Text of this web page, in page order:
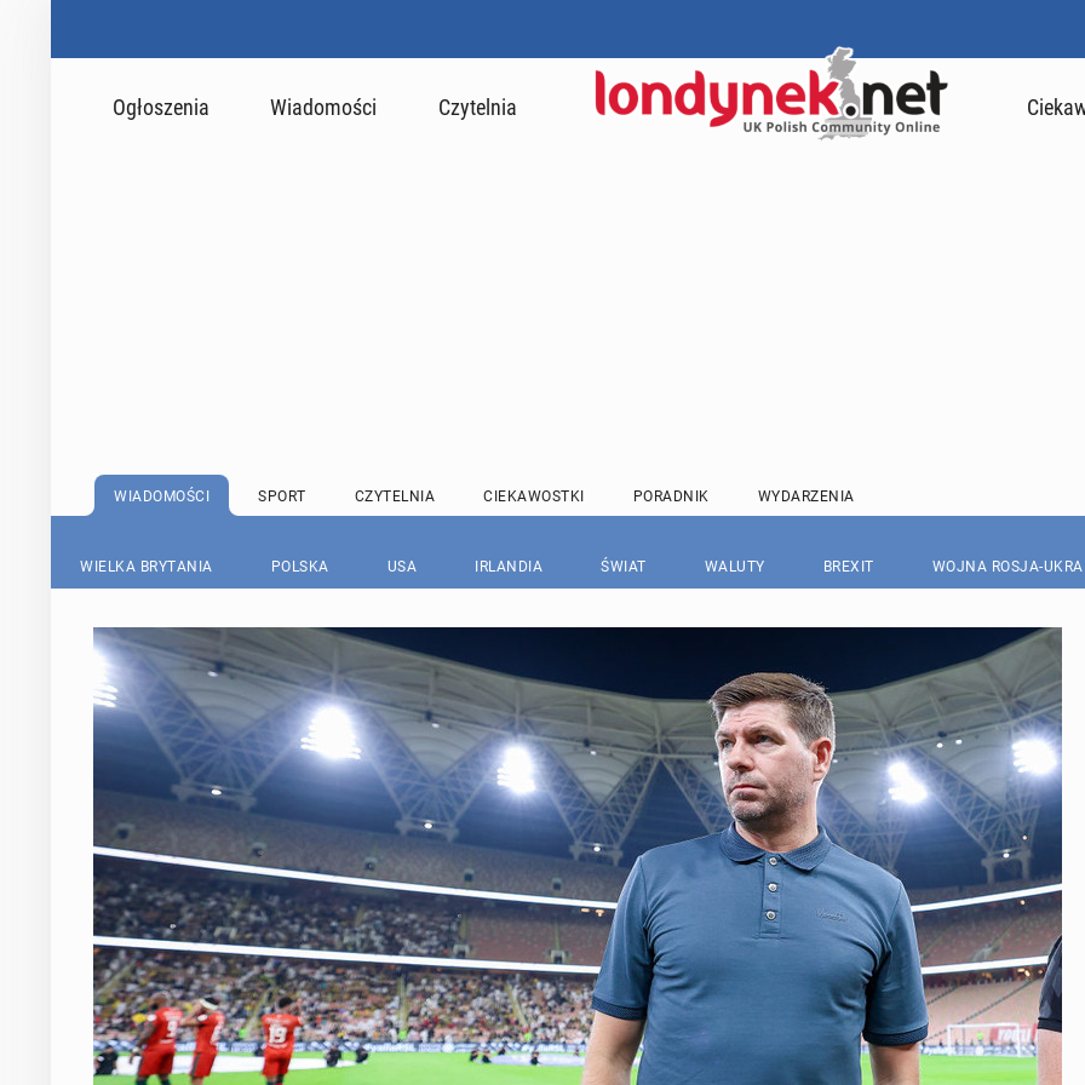
Ogłoszenia Wiadomości Czytelnia
WIADOMOŚCI SPORT CZYTELNIA CIEKAWOSTKI PORADNIK WYDARZENIA
WIELKA BRYTANIA POLSKA USA IRLANDIA ŚWIAT WALUTY BREXIT WOJNA ROSJA-